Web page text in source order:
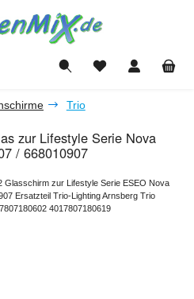
Du hast 0 Produkte
Trio
zur Lifestyle Serie Nova
/ 668010907